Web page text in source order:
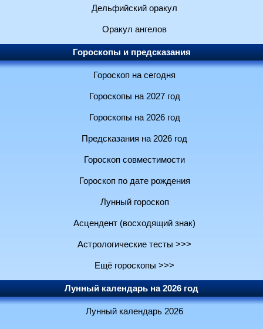
Дельфийский оракул
Оракул ангелов
Гороскопы и предсказания
Гороскоп на сегодня
Гороскопы на 2027 год
Гороскопы на 2026 год
Предсказания на 2026 год
Гороскоп совместимости
Гороскоп по дате рождения
Лунный гороскоп
Асцендент (восходящий знак)
Астрологические тесты >>>
Ещё гороскопы >>>
Лунный календарь на 2026 год
Лунный календарь 2026